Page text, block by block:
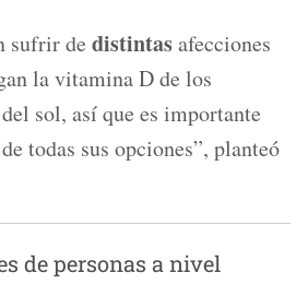
sufrir de distintasafecciones
la vitamina D de los
sol, así que es importante
todas sus opciones”, planteó
de personas a nivel